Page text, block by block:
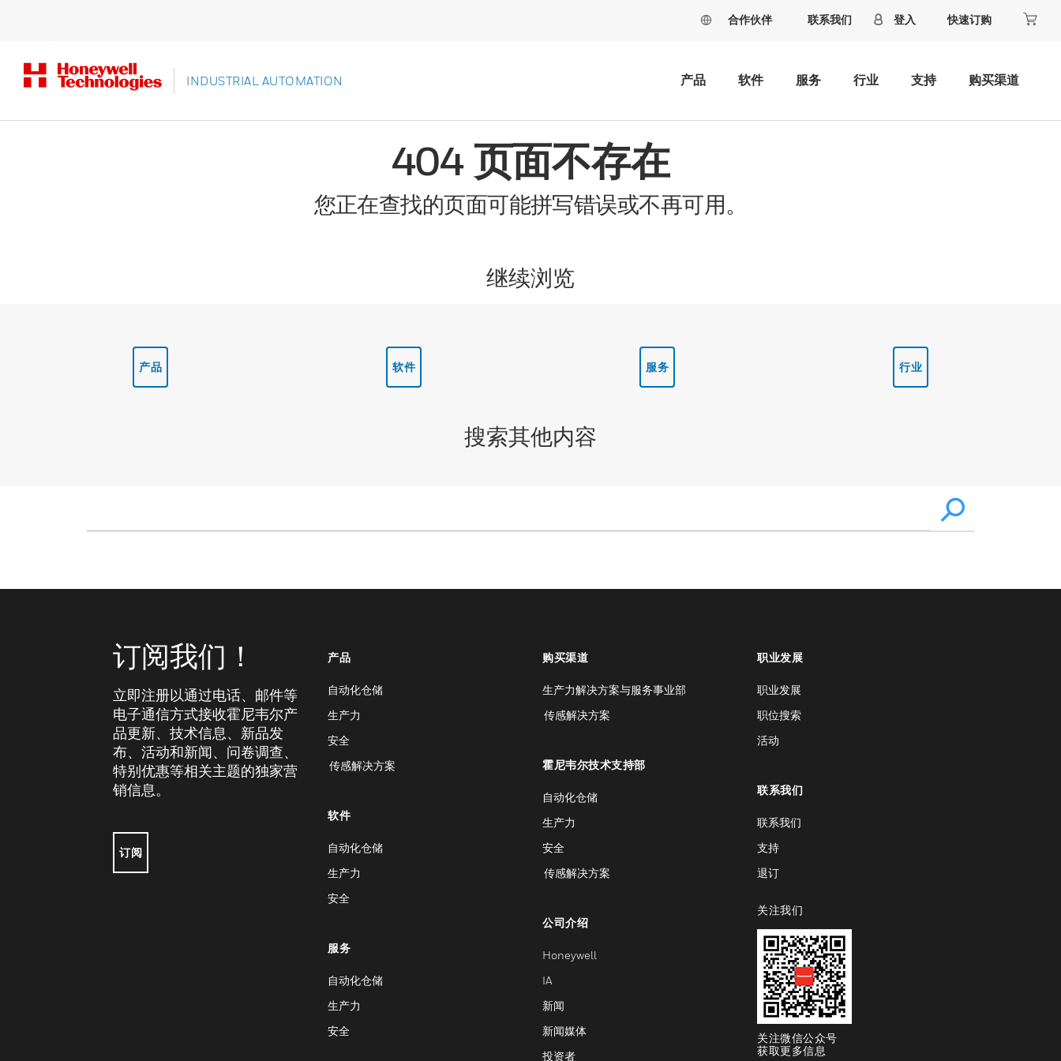
合作伙伴 联系我们 登入 快速订购
INDUSTRIAL AUTOMATION 产品 软件 服务 行业 支持 购买渠道
404 页面不存在
您正在查找的页面可能拼写错误或不再可用。
继续浏览
产品 软件 服务 行业
搜索其他内容
订阅我们！
立即注册以通过电话、邮件等
电子通信方式接收霍尼韦尔产
品更新、技术信息、新品发
布、活动和新闻、问卷调查、
特别优惠等相关主题的独家营
销信息。
订阅
产品
自动化仓储
生产力
安全
传感解决方案
软件
自动化仓储
生产力
安全
服务
自动化仓储
生产力
安全
购买渠道
生产力解决方案与服务事业部
传感解决方案
霍尼韦尔技术支持部
自动化仓储
生产力
安全
传感解决方案
公司介绍
Honeywell
IA
新闻
新闻媒体
投资者
职业发展
职业发展
职位搜索
活动
联系我们
联系我们
支持
退订
关注我们
关注微信公众号
获取更多信息